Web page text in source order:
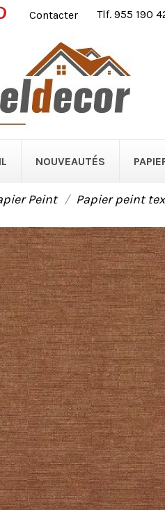
Contacter Tlf. 955 190
NOUVEAUTÉS
Peint Papier peint